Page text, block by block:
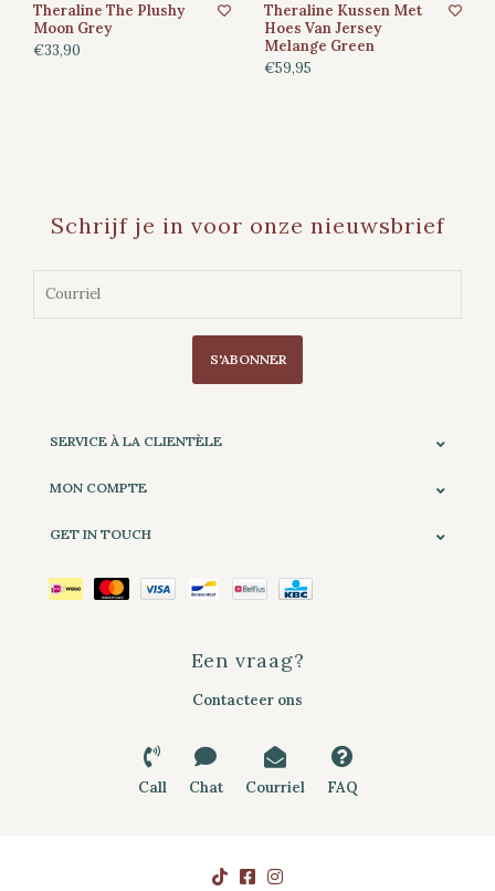
Theraline The Plushy
Moon Grey
€33,90
Theraline Kussen Met
Hoes Van Jersey
Melange Green
€59,95
Schrijf je in voor onze nieuwsbrief
S'ABONNER
SERVICE À LA CLIENTÈLE
MON COMPTE
GET IN TOUCH
Een vraag?
Contacteer ons
Call Chat Courriel FAQ